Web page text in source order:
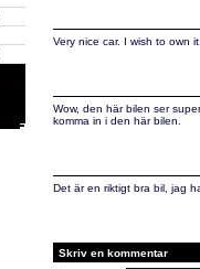
Very nice car. I wish to own it.
Wow, den här bilen ser
komma in i den här bilen.
Det är en riktigt bra bil, jag
Skriv en kommentar